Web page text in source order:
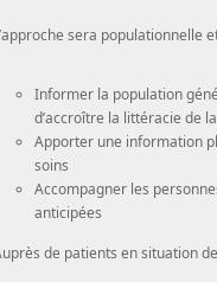
sera populationnelle
Informer la population
d’accroître la littéracie de
Apporter une information
soins
Accompagner les
anticipées
de patients en situation